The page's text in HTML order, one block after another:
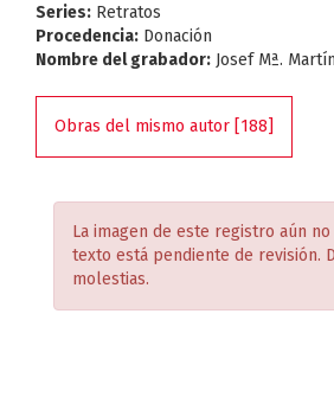
Series: Retratos
Procedencia: Donación
Nombre del grabador: Josef Mª. Martín
Obras del mismo autor [188]
La imagen de este registro aún
texto está pendiente de revisión.
molestias.